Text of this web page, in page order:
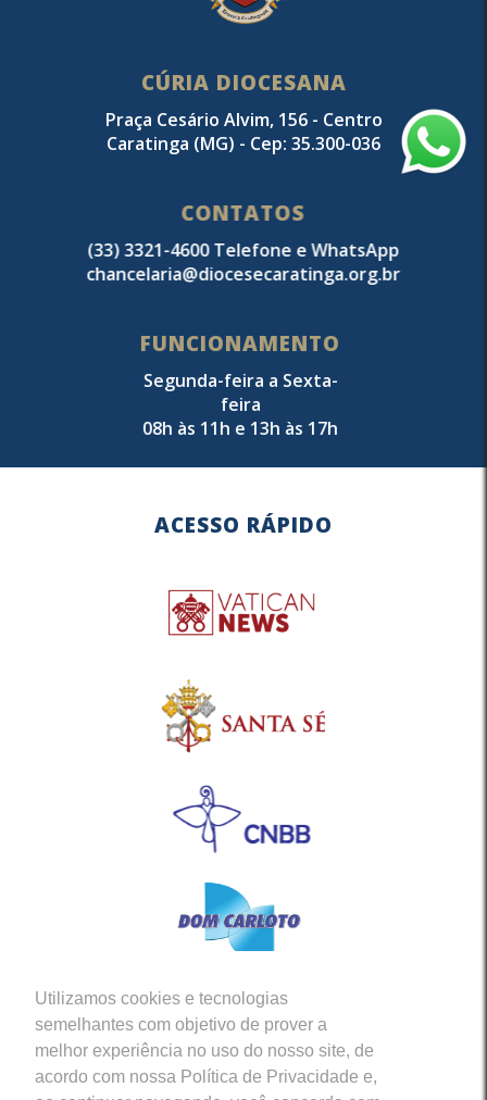
Utilizamos cookies e tecnologias
semelhantes com objetivo de prover a
melhor experiência no uso do nosso site, de
acordo com nossa Política de Privacidade e,
CÚRIA DIOCESANA
Praça Cesário Alvim, 156 - Centro
Caratinga (MG) - Cep: 35.300-036
CONTATOS
(33) 3321-4600 Telefone e WhatsApp
chancelaria@diocesecaratinga.org.br
FUNCIONAMENTO
Segunda-feira a Sexta-
feira
08h às 11h e 13h às 17h
ACESSO RÁPIDO
Siga-nos em nossas Redes Sociais